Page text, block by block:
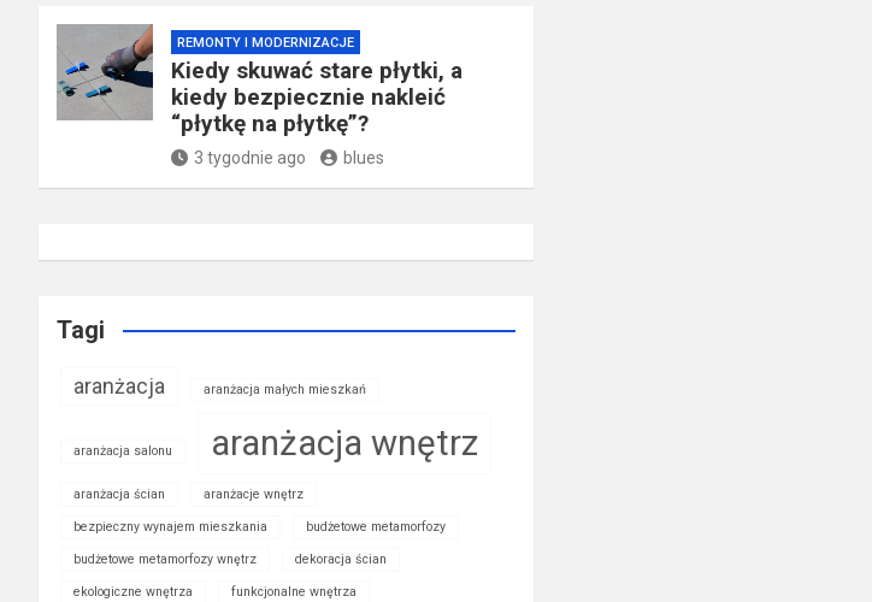
REMONTY I MODERNIZACJE
Kiedy skuwać stare płytki, a
kiedy bezpiecznie nakleić
“płytkę na płytkę”?
3 tygodnie ago blues
Tagi
aranżacja aranżacja małych mieszkań
aranżacja salonu aranżacja wnętrz
aranżacja ścian aranżacje wnętrz
bezpieczny wynajem mieszkania budżetowe metamorfozy
budżetowe metamorfozy wnętrz dekoracja ścian
ekologiczne wnętrza funkcjonalne wnętrza